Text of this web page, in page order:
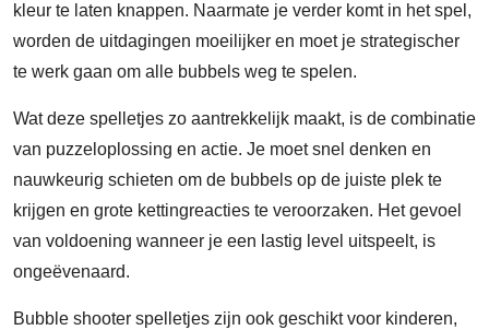
kleur te laten knappen. Naarmate je verder komt in het spel,
worden de uitdagingen moeilijker en moet je strategischer
te werk gaan om alle bubbels weg te spelen.
Wat deze spelletjes zo aantrekkelijk maakt, is de combinatie
van puzzeloplossing en actie. Je moet snel denken en
nauwkeurig schieten om de bubbels op de juiste plek te
krijgen en grote kettingreacties te veroorzaken. Het gevoel
van voldoening wanneer je een lastig level uitspeelt, is
ongeëvenaard.
Bubble shooter spelletjes zijn ook geschikt voor kinderen,